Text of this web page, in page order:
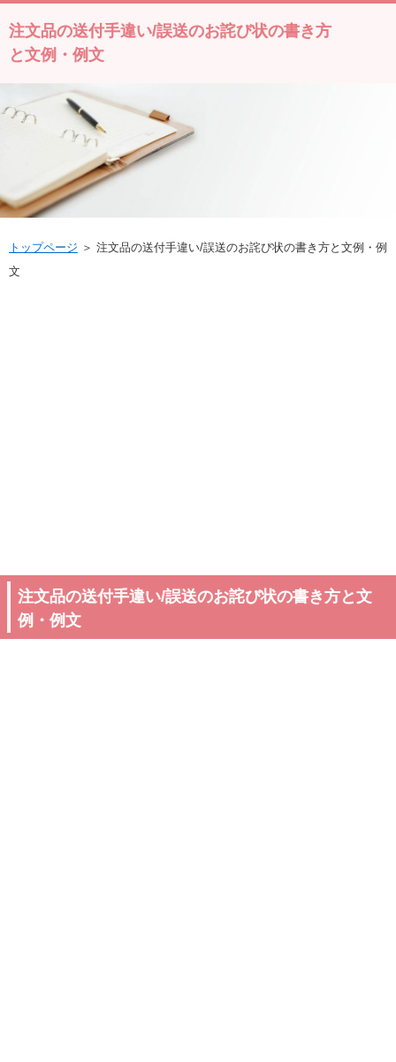
注文品の送付手違い/誤送のお詫び状の書き方
と文例・例文
トップページ ＞ 注文品の送付手違い/誤送のお詫び状の書き方と文例・例
文
注文品の送付手違い/誤送のお詫び状の書き方と文
例・例文